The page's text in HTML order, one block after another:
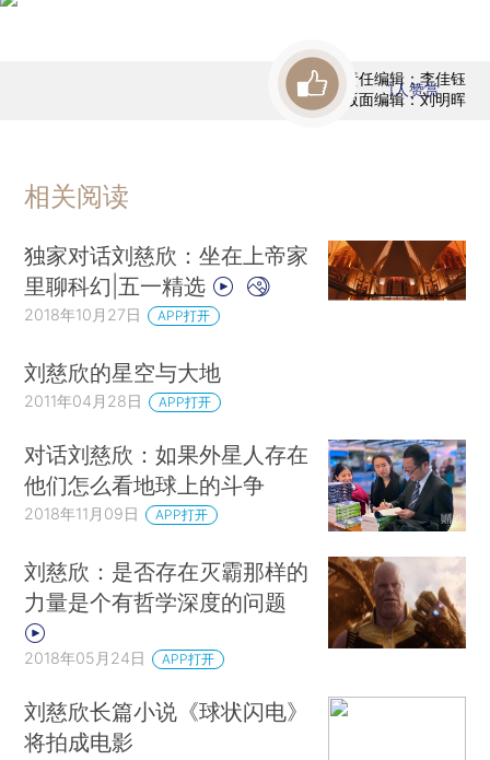
责任编辑：李佳钰
版面编辑：刘明晖
1人赞赏
相关阅读
独家对话刘慈欣：坐在上帝家
里聊科幻|五一精选
2018年10月27日 APP打开
刘慈欣的星空与大地
2011年04月28日 APP打开
对话刘慈欣：如果外星人存在
他们怎么看地球上的斗争
2018年11月09日 APP打开
刘慈欣：是否存在灭霸那样的
力量是个有哲学深度的问题
2018年05月24日 APP打开
刘慈欣长篇小说《球状闪电》
将拍成电影